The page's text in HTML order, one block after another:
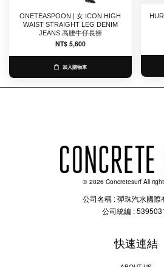
ONETEASPOON | 女 ICON HIGH
WAIST STRAIGHT LEG DENIM
JEANS 高腰牛仔長褲
NT$ 5,600
加入購物車
© 2026 Concretesurf All
公司名稱 : 彈珠汽水國際
公司統編 :
快速連結